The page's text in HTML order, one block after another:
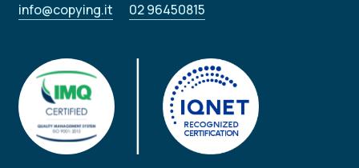
info@copying.it 02 96450815